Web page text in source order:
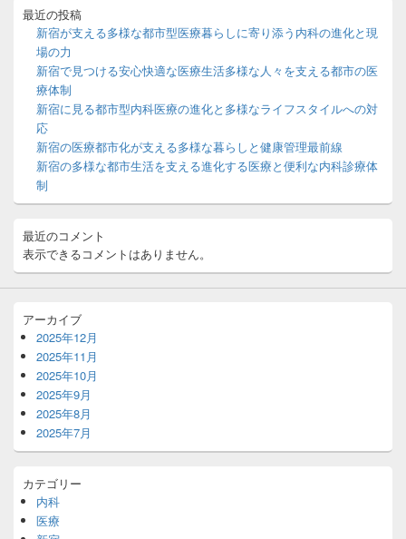
バ最近の投稿
新宿が支える多様な都市型医療暮らしに寄り添う内科の進化と現
場の力
新宿で見つける安心快適な医療生活多様な人々を支える都市の医
療体制
新宿に見る都市型内科医療の進化と多様なライフスタイルへの対
応
新宿の医療都市化が支える多様な暮らしと健康管理最前線
新宿の多様な都市生活を支える進化する医療と便利な内科診療体
制
最近のコメント
表示できるコメントはありません。
アーカイブ
2025年12月
2025年11月
2025年10月
2025年9月
2025年8月
2025年7月
カテゴリー
内科
医療